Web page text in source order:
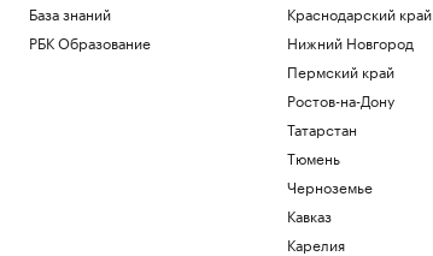
База знаний
РБК Образование
Краснодарский край
Нижний Новгород
Пермский край
Ростов-на-Дону
Татарстан
Тюмень
Черноземье
Кавказ
Карелия